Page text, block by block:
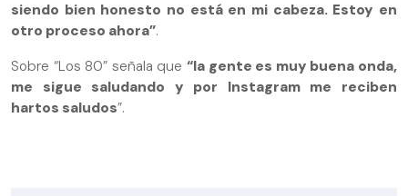
siendo bien honesto no está en mi cabeza. Estoy en
otro proceso ahora”.
Sobre “Los 80” señala que “la gente es muy buena onda,
me sigue saludando y por Instagram me reciben
hartos saludos”.